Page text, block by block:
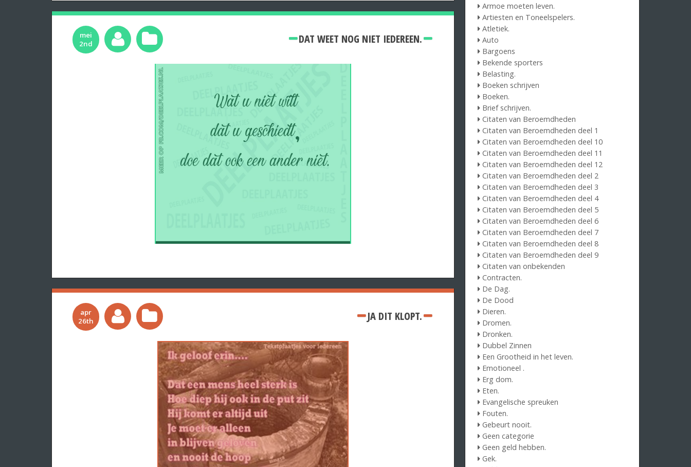
mei
2nd
DAT WEET NOG NIET IEDEREEN.
apr
26th
JA DIT KLOPT.
Armoe moeten leven.
Artiesten en Toneelspelers.
Atletiek.
Auto
Bargoens
Bekende sporters
Belasting.
Boeken schrijven
Boeken.
Brief schrijven.
Citaten van Beroemdheden
Citaten van Beroemdheden deel 1
Citaten van Beroemdheden deel 10
Citaten van Beroemdheden deel 11
Citaten van Beroemdheden deel 12
Citaten van Beroemdheden deel 2
Citaten van Beroemdheden deel 3
Citaten van Beroemdheden deel 4
Citaten van Beroemdheden deel 5
Citaten van Beroemdheden deel 6
Citaten van Beroemdheden deel 7
Citaten van Beroemdheden deel 8
Citaten van Beroemdheden deel 9
Citaten van onbekenden
Contracten.
De Dag.
De Dood
Dieren.
Dromen.
Dronken.
Dubbel Zinnen
Een Grootheid in het leven.
Emotioneel .
Erg dom.
Eten.
Evangelische spreuken
Fouten.
Gebeurt nooit.
Geen categorie
Geen geld hebben.
Gek.